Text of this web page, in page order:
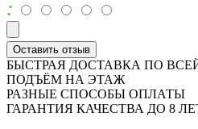
:
Оставить отзыв
БЫСТРАЯ ДОСТАВКА ПО
ПОДЪЁМ НА ЭТАЖ
РАЗНЫЕ СПОСОБЫ ОПЛАТЫ
ГАРАНТИЯ КАЧЕСТВА ДО 8